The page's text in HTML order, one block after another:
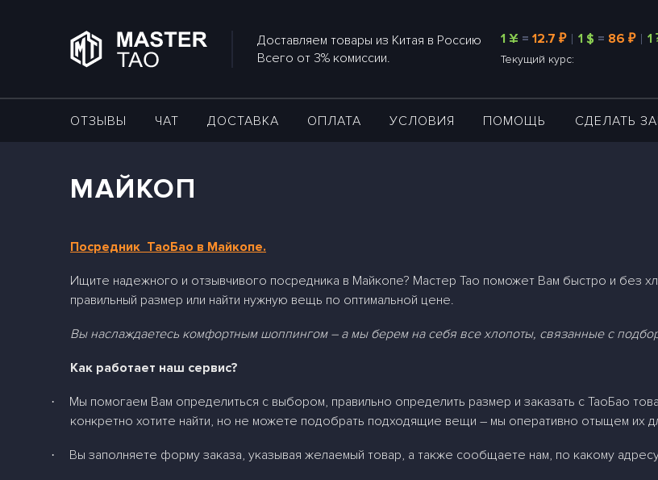
Доставляем товары из Китая в Россию
Всего от 3% комиссии.
1 ¥ = 12.7 ₽ 1 $ = 86 ₽ 1
Текущий курс:
ОТЗЫВЫ ЧАТ ДОСТАВКА ОПЛАТА УСЛОВИЯ ПОМОЩЬ СДЕЛАТЬ
МАЙКОП
Посредник ТаоБао в Майкопе.
Ищите надежного и отзывчивого посредника в Майкопе? Мастер Тао поможет Вам быстро и без
правильный размер или найти нужную вещь по оптимальной цене.
Вы наслаждаетесь комфортным шоппингом – а мы берем на себя все хлопоты, связанные с
Как работает наш сервис?
· Мы помогаем Вам определиться с выбором, правильно определить размер и заказать c ТаоБао
конкретно хотите найти, но не можете подобрать подходящие вещи – мы оперативно отыщем их
· Вы заполняете форму заказа, указывая желаемый товар, а также сообщаете нам, по какому